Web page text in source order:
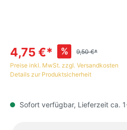
4,75 €* %
9,50 €*
Preise inkl. MwSt. zzgl. Versandkosten
Details zur Produktsicherheit
Sofort verfügbar, Lieferzeit ca.